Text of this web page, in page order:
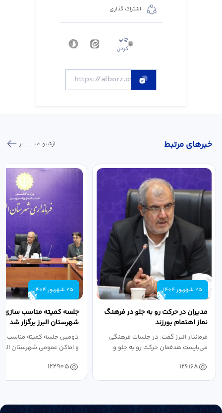
اشتراک گذاری
چاپ
کردن
خبر‌های مرتبط آرشیو اخبـــــــــــار
25 شهریور 1404
مدیران در حرکت رو به جلو در فرهنگ
نماز اهتمام بورزند
فرماندار البرز گفت: در جلسات فرهنگی
می‌بایست هدفمان حرکت رو به جلو و
126168
25 شهریور 1404
جلسه کمیته مناسب سازی
شهرستان البرز برگزار شد
دومین جلسه کمیته مناسب
و اماکن عمومی شهرستان
122905